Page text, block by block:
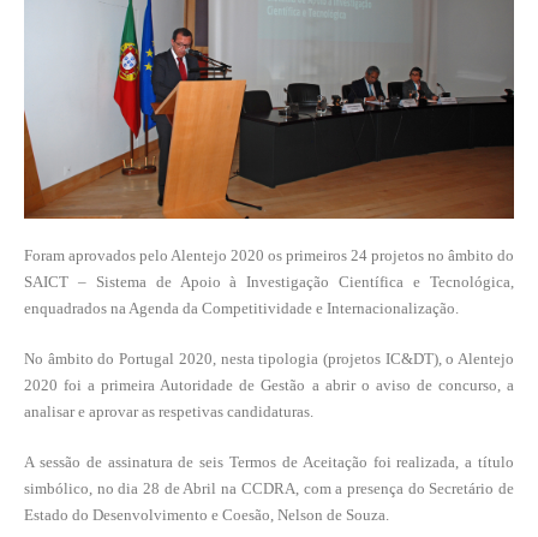
Foram aprovados pelo Alentejo 2020 os primeiros 24 projetos no âmbito do
SAICT – Sistema de Apoio à Investigação Científica e Tecnológica,
enquadrados na Agenda da Competitividade e Internacionalização.
No âmbito do Portugal 2020, nesta tipologia (projetos IC&DT), o Alentejo
2020 foi a primeira Autoridade de Gestão a abrir o aviso de concurso, a
analisar e aprovar as respetivas candidaturas.
A sessão de assinatura de seis Termos de Aceitação foi realizada, a título
simbólico, no dia 28 de Abril na CCDRA, com a presença do Secretário de
Estado do Desenvolvimento e Coesão, Nelson de Souza.